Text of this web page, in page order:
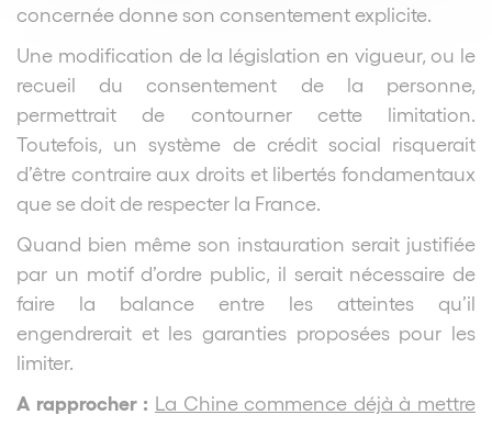
concernée donne son consentement explicite.
Une modification de la législation en vigueur, ou le
recueil du consentement de la personne,
permettrait de contourner cette limitation.
Toutefois, un système de crédit social risquerait
d’être contraire aux droits et libertés fondamentaux
que se doit de respecter la France.
Quand bien même son instauration serait justifiée
par un motif d’ordre public, il serait nécessaire de
faire la balance entre les atteintes qu’il
engendrerait et les garanties proposées pour les
limiter.
A rapprocher : La Chine commence déjà à mettre